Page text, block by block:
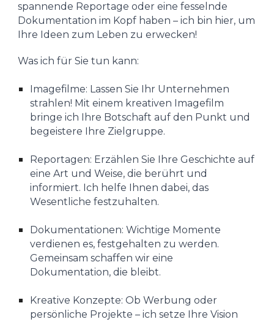
spannende Reportage oder eine fesselnde
Dokumentation im Kopf haben – ich bin hier, um
Ihre Ideen zum Leben zu erwecken!
Was ich für Sie tun kann:
Imagefilme: Lassen Sie Ihr Unternehmen
strahlen! Mit einem kreativen Imagefilm
bringe ich Ihre Botschaft auf den Punkt und
begeistere Ihre Zielgruppe.
Reportagen: Erzählen Sie Ihre Geschichte auf
eine Art und Weise, die berührt und
informiert. Ich helfe Ihnen dabei, das
Wesentliche festzuhalten.
Dokumentationen: Wichtige Momente
verdienen es, festgehalten zu werden.
Gemeinsam schaffen wir eine
Dokumentation, die bleibt.
Kreative Konzepte: Ob Werbung oder
persönliche Projekte – ich setze Ihre Vision